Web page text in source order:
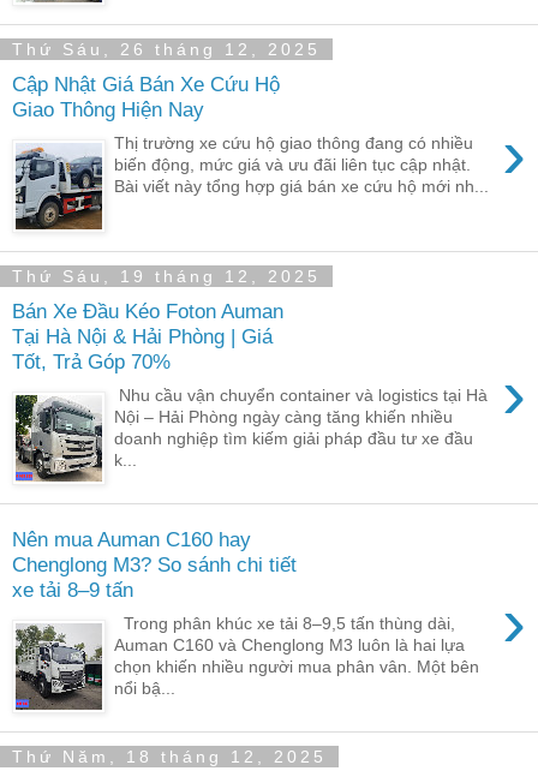
Thứ Sáu, 26 tháng 12, 2025
Cập Nhật Giá Bán Xe Cứu Hộ
Giao Thông Hiện Nay
›
Thị trường xe cứu hộ giao thông đang có nhiều
biến động, mức giá và ưu đãi liên tục cập nhật.
Bài viết này tổng hợp giá bán xe cứu hộ mới nh...
Thứ Sáu, 19 tháng 12, 2025
Bán Xe Đầu Kéo Foton Auman
Tại Hà Nội & Hải Phòng | Giá
Tốt, Trả Góp 70%
›
Nhu cầu vận chuyển container và logistics tại Hà
Nội – Hải Phòng ngày càng tăng khiến nhiều
doanh nghiệp tìm kiếm giải pháp đầu tư xe đầu
k...
Nên mua Auman C160 hay
Chenglong M3? So sánh chi tiết
xe tải 8–9 tấn
›
Trong phân khúc xe tải 8–9,5 tấn thùng dài,
Auman C160 và Chenglong M3 luôn là hai lựa
chọn khiến nhiều người mua phân vân. Một bên
nổi bậ...
Thứ Năm, 18 tháng 12, 2025